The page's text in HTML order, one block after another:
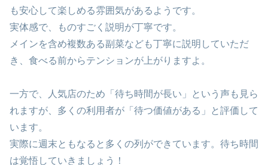
も安心して楽しめる雰囲気があるようです。
実体感で、ものすごく説明が丁寧です。
メインを含め複数ある副菜なども丁寧に説明していただ
き、食べる前からテンションが上がりますよ。
一方で、人気店のため「待ち時間が長い」という声も見ら
れますが、多くの利用者が「待つ価値がある」と評価して
います。
実際に週末ともなると多くの列ができています。待ち時間
は覚悟していきましょう！